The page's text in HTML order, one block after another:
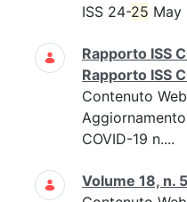
ISS 24-25 May
Rapporto ISS
Rapporto ISS
Contenuto Web
COVID-19 n....
Volume 18, n. 5